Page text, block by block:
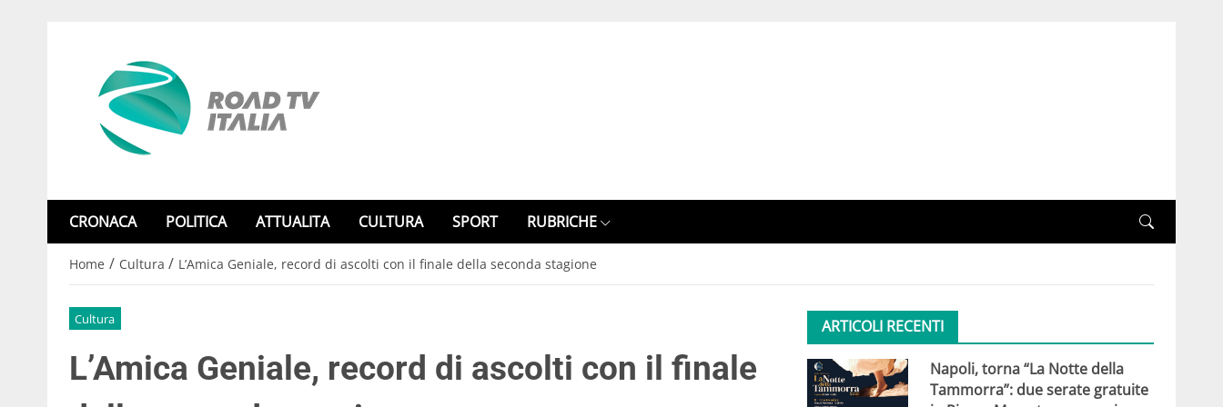
CRONACA POLITICA ATTUALITA CULTURA SPORT RUBRICHE
Home / Cultura / L’Amica Geniale, record di ascolti con il finale della seconda stagione
Cultura
L’Amica Geniale, record di ascolti con il finale
ARTICOLI RECENTI
Napoli, torna “La Notte della
Tammorra”: due serate gratuite